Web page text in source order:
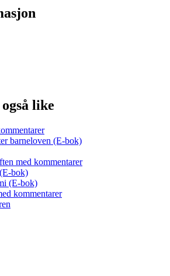
like
barneloven (E-bok)
med kommentarer
bok)
(E-bok)
kommentarer